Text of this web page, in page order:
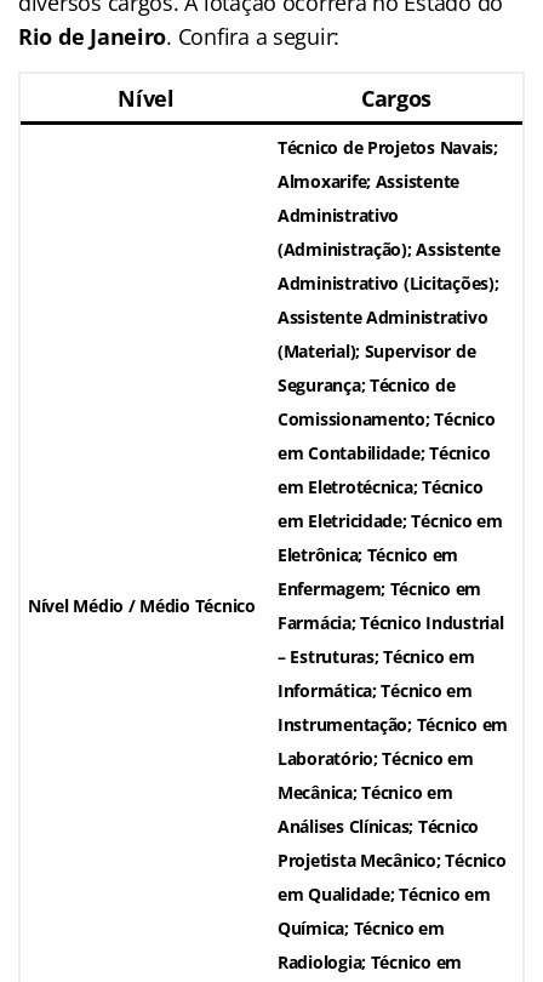
Rio de Janeiro. Confira a seguir:
Nível Cargos
Nível Médio / Médio Técnico
Técnico de Projetos Navais;
Almoxarife; Assistente
Administrativo
(Administração); Assistente
Administrativo (Licitações);
Assistente Administrativo
(Material); Supervisor de
Segurança; Técnico de
Comissionamento; Técnico
em Contabilidade; Técnico
em Eletrotécnica; Técnico
em Eletricidade; Técnico em
Eletrônica; Técnico em
Enfermagem; Técnico em
Farmácia; Técnico Industrial
– Estruturas; Técnico em
Informática; Técnico em
Instrumentação; Técnico em
Laboratório; Técnico em
Mecânica; Técnico em
Análises Clínicas; Técnico
Projetista Mecânico; Técnico
em Qualidade; Técnico em
Química; Técnico em
Radiologia; Técnico em